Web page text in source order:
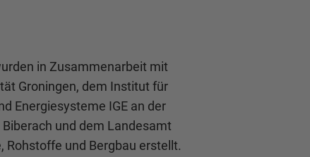
in Zusammenarbeit mit
Groningen, dem Institut für
Energiesysteme IGE an der
und dem Landesamt
Rohstoffe und Bergbau erstellt.